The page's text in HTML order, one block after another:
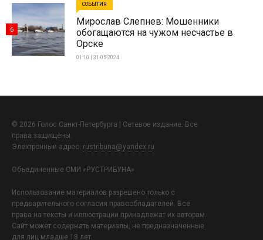
СОБЫТИЯ
Мирослав Слепнев: Мошенники
обогащаются на чужом несчастье в
Орске
01:10 | 31-05-2024
6
© 2026 Голос Санкт-Петербурга | Сетевое издание. Все
права защищены.
Электронный адрес: rustribuna@yandex.ru
Объединенные СМИ «РУСТРИБУНА»
Использование материалов разрешено только с
предварительного согласия правообладателей. Все
права на тексты и иллюстрации принадлежат их авторам.
Сайт может содержать материалы, не предназначенные
для лиц младше 18 лет.